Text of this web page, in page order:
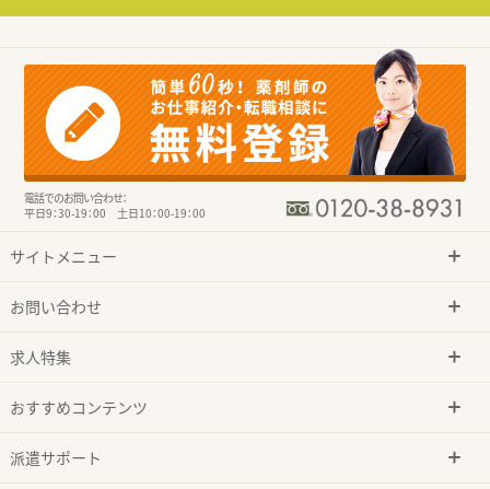
電話でのお問い合わせ：
平日9：30-19：00 土日10：00-19：00
サイトメニュー
お問い合わせ
求人特集
おすすめコンテンツ
派遣サポート